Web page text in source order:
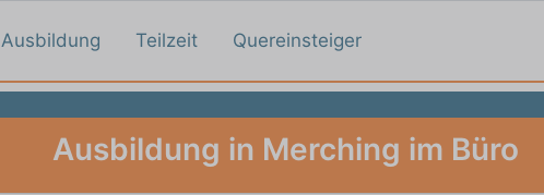
Ausbildung Teilzeit Quereinsteiger
Ausbildung in Merching im Büro